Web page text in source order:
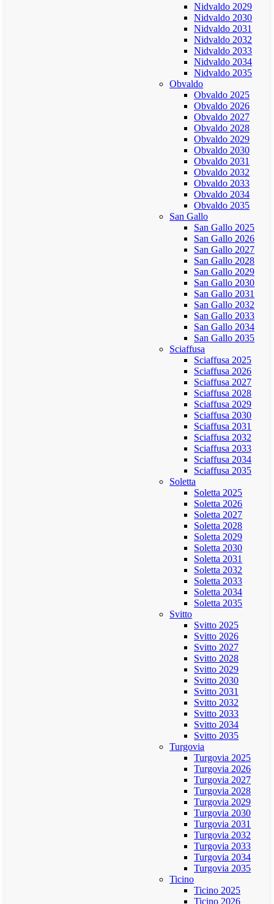
Nidvaldo 2029
Nidvaldo 2030
Nidvaldo 2031
Nidvaldo 2032
Nidvaldo 2033
Nidvaldo 2034
Nidvaldo 2035
Obvaldo
Obvaldo 2025
Obvaldo 2026
Obvaldo 2027
Obvaldo 2028
Obvaldo 2029
Obvaldo 2030
Obvaldo 2031
Obvaldo 2032
Obvaldo 2033
Obvaldo 2034
Obvaldo 2035
San Gallo
San Gallo 2025
San Gallo 2026
San Gallo 2027
San Gallo 2028
San Gallo 2029
San Gallo 2030
San Gallo 2031
San Gallo 2032
San Gallo 2033
San Gallo 2034
San Gallo 2035
Sciaffusa
Sciaffusa 2025
Sciaffusa 2026
Sciaffusa 2027
Sciaffusa 2028
Sciaffusa 2029
Sciaffusa 2030
Sciaffusa 2031
Sciaffusa 2032
Sciaffusa 2033
Sciaffusa 2034
Sciaffusa 2035
Soletta
Soletta 2025
Soletta 2026
Soletta 2027
Soletta 2028
Soletta 2029
Soletta 2030
Soletta 2031
Soletta 2032
Soletta 2033
Soletta 2034
Soletta 2035
Svitto
Svitto 2025
Svitto 2026
Svitto 2027
Svitto 2028
Svitto 2029
Svitto 2030
Svitto 2031
Svitto 2032
Svitto 2033
Svitto 2034
Svitto 2035
Turgovia
Turgovia 2025
Turgovia 2026
Turgovia 2027
Turgovia 2028
Turgovia 2029
Turgovia 2030
Turgovia 2031
Turgovia 2032
Turgovia 2033
Turgovia 2034
Turgovia 2035
Ticino
Ticino 2025
Ticino 2026